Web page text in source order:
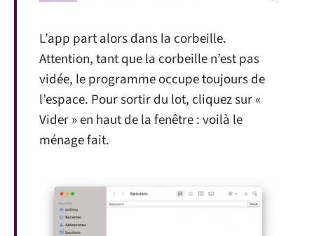
L’app part alors dans la corbeille.
Attention, tant que la corbeille n’est pas
vidée, le programme occupe toujours de
l’espace. Pour sortir du lot, cliquez sur «
Vider » en haut de la fenêtre : voilà le
ménage fait.